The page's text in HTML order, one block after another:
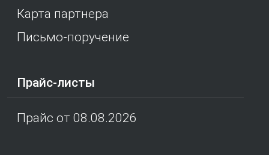
Карта партнера
Письмо-поручение
Прайс-листы
Прайс от 08.08.2026